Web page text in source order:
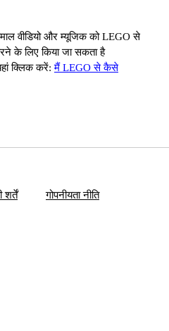
वीडियो और म्यूजिक को LEGO से
के लिए किया जा सकता है
क्लिक करें:मैं LEGO से कैसे
शर्तें गोपनीयता नीति